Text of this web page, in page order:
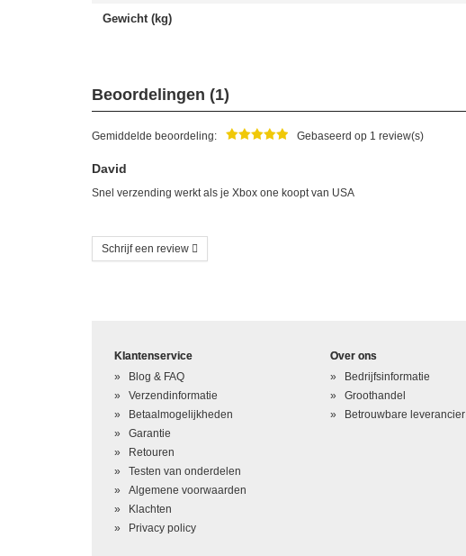
Gewicht (kg)
Beoordelingen (1)
Gemiddelde beoordeling: Gebaseerd op 1 review(s)
David
Snel verzending werkt als je Xbox one koopt van USA
Schrijf een review
Hoe waardeert u dit product?
Waardering
*
Uw naam
*
Beoordeling
Klantenservice
Blog & FAQ
Verzendinformatie
Betaalmogelijkheden
Garantie
Retouren
Testen van onderdelen
Algemene voorwaarden
Klachten
Privacy policy
Over ons
Bedrijfsinformatie
Groothandel
Betrouwbare leverancier